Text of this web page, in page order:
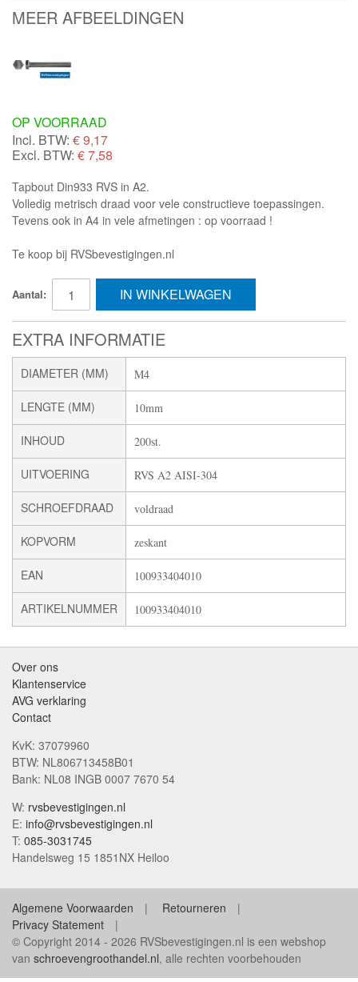
MEER AFBEELDINGEN
OP VOORRAAD
Incl. BTW: €9,17
Excl. BTW: € 7,58
Tapbout Din933 RVS in A2.
Volledig metrisch draad voor vele constructieve toepassingen.
Tevens ook in A4 in vele afmetingen : op voorraad !
Te koop bij RVSbevestigingen.nl
Aantal: IN WINKELWAGEN
EXTRA INFORMATIE
DIAMETER (MM) M4
LENGTE (MM) 10mm
INHOUD 200st.
UITVOERING RVS A2 AISI-304
SCHROEFDRAAD voldraad
KOPVORM zeskant
EAN 100933404010
ARTIKELNUMMER 100933404010
Over ons
Klantenservice
AVG verklaring
Contact
KvK: 37079960
BTW: NL806713458B01
Bank: NL08 INGB 0007 7670 54
W: rvsbevestigingen.nl
E: info@rvsbevestigingen.nl
T: 085-3031745
Handelsweg 15 1851NX Heiloo
Algemene Voorwaarden
Retourneren
Privacy Statement
© Copyright 2014 - 2026 RVSbevestigingen.nl is een webshop
van schroevengroothandel.nl, alle rechten voorbehouden